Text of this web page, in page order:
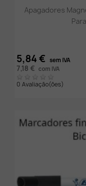
Apagadores
5,84 € sem IVA
7,18 € com IVA
0 Avaliação(ões)